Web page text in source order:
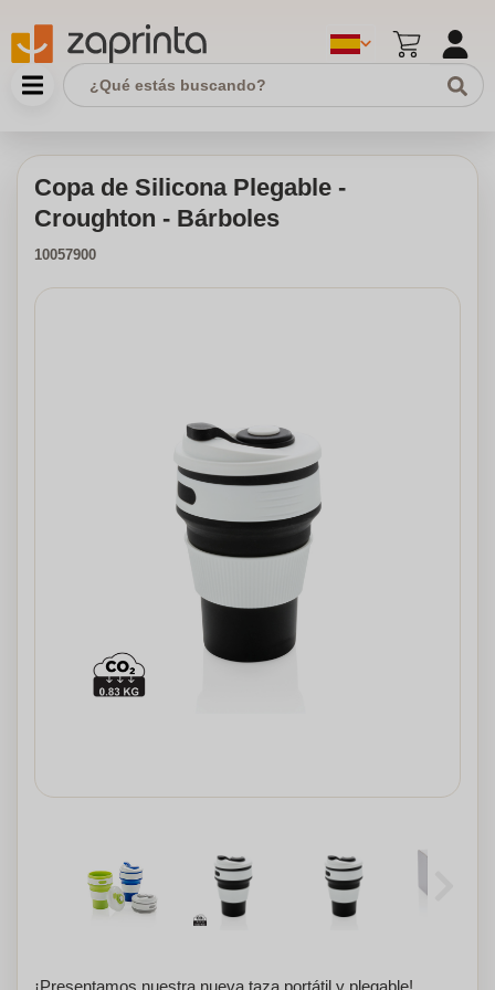
Copa de Silicona Plegable -
Croughton - Bárboles
10057900
¡Presentamos nuestra nueva taza portátil y plegable!